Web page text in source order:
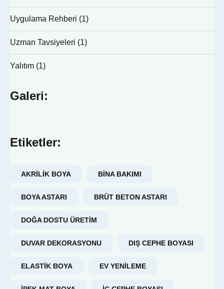
Uygulama Rehberi (1)
Uzman Tavsiyeleri (1)
Yalıtım (1)
Galeri:
Etiketler:
AKRILIK BOYA BINA BAKIMI
BOYA ASTARI BRÜT BETON ASTARI
DOĞA DOSTU ÜRETIM
DUVAR DEKORASYONU DIŞ CEPHE BOYASI
ELASTIK BOYA EV YENILEME